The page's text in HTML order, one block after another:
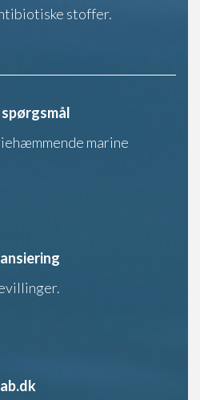
stoffer.
marine